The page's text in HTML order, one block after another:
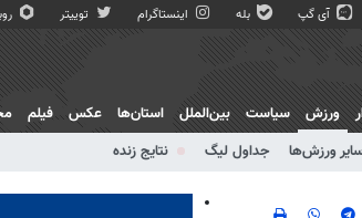
آی گپ بله اینستاگرام توییتر
ورزش
ورزش‌ها جداول لیگ نتایج زنده
سیاست بین‌الملل استان‌ها عکس فیلم